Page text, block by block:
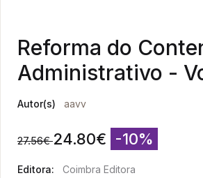
Reforma do
Administrativo -
Autor(s) aavv
27.56€ 24.80€ -10%
Editora:
Coimbra Editora